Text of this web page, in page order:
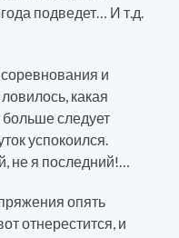
подведет… И т.д.
и
какая
больше следует
успокоился.
не я последний!…
опять
отнерестится, и